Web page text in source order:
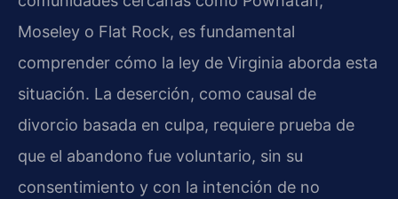
Moseley o Flat Rock, es fundamental
comprender cómo la ley de Virginia aborda esta
situación. La deserción, como causal de
divorcio basada en culpa, requiere prueba de
que el abandono fue voluntario, sin su
consentimiento y con la intención de no